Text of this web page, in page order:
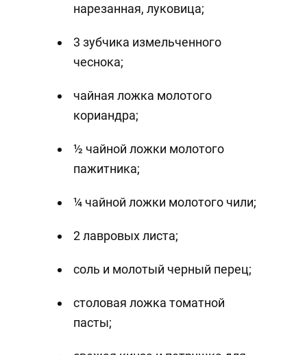
нарезанная, луковица;
3 зубчика измельченного
чеснока;
чайная ложка молотого
кориандра;
½ чайной ложки молотого
пажитника;
¼ чайной ложки молотого чили;
2 лавровых листа;
соль и молотый черный перец;
столовая ложка томатной
пасты;